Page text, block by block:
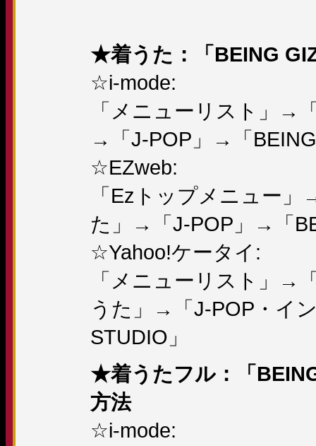
★着うた：「BEING
☆i-mode:
「メニューリスト」→
→「J-POP」→「
☆EZweb:
「Ezトップメニュー
た」→「J-POP」→「
☆Yahoo!ケータイ:
「メニューリスト」→
うた」→「J-POP・イ
STUDIO」
★着うたフル：「
方法
☆i-mode: